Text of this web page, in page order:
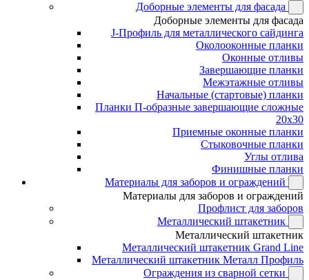
Доборные элементы для фасада
Доборные элементы для фасада
J-Профиль для металлического сайдинга
Околооконные планки
Оконные отливы
Завершающие планки
Межэтажные отливы
Начальные (стартовые) планки
Планки П-образные завершающие сложные
20x30
Приемные оконные планки
Стыковочные планки
Углы отлива
Финишные планки
Материалы для заборов и ограждений
Материалы для заборов и ограждений
Профлист для заборов
Металлический штакетник
Металлический штакетник
Металлический штакетник Grand Line
Металлический штакетник Металл Профиль
Ограждения из сварной сетки